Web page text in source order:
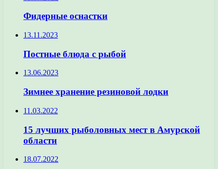
Фидерные оснастки
13.11.2023
Постные блюда с рыбой
13.06.2023
Зимнее хранение резиновой лодки
11.03.2022
15 лучших рыболовных мест в Амурской
области
18.07.2022